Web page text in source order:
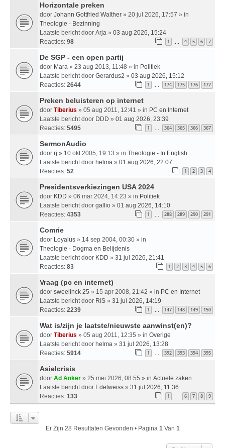
Horizontale preken
door Johann Gottfried Walther » 20 jul 2026, 17:57 » in
Theologie - Bezinning
Laatste bericht door Arja » 03 aug 2026, 15:24
Reacties: 98 1 … 4 5 6 7
De SGP - een open partij
door Mara » 23 aug 2013, 11:48 » in Politiek
Laatste bericht door Gerardus2 » 03 aug 2026, 15:12
Reacties: 2644 1 … 174 175 176 177
Preken beluisteren op internet
door Tiberius » 05 aug 2011, 12:41 » in PC en Internet
Laatste bericht door DDD » 01 aug 2026, 23:39
Reacties: 5495 1 … 364 365 366 367
SermonAudio
door rj » 10 okt 2005, 19:13 » in Theologie - In English
Laatste bericht door helma » 01 aug 2026, 22:07
Reacties: 52 1 2 3 4
Presidentsverkiezingen USA 2024
door KDD » 06 mar 2024, 14:23 » in Politiek
Laatste bericht door gallio » 01 aug 2026, 14:10
Reacties: 4353 1 … 288 289 290 291
Comrie
door Loyalus » 14 sep 2004, 00:30 » in
Theologie - Dogma en Belijdenis
Laatste bericht door KDD » 31 jul 2026, 21:41
Reacties: 83 1 2 3 4 5 6
Vraag (pc en internet)
door sweelinck 25 » 15 apr 2008, 21:42 » in PC en Internet
Laatste bericht door RIS » 31 jul 2026, 14:19
Reacties: 2239 1 … 147 148 149 150
Wat is/zijn je laatste/nieuwste aanwinst(en)?
door Tiberius » 05 aug 2011, 12:35 » in Overige
Laatste bericht door helma » 31 jul 2026, 13:28
Reacties: 5914 1 … 392 393 394 395
Asielcrisis
door Ad Anker » 25 mei 2026, 08:55 » in Actuele zaken
Laatste bericht door Edelweiss » 31 jul 2026, 11:36
Reacties: 133 1 … 6 7 8 9
Er Zijn 28 Resultaten Gevonden • Pagina 1 Van 1